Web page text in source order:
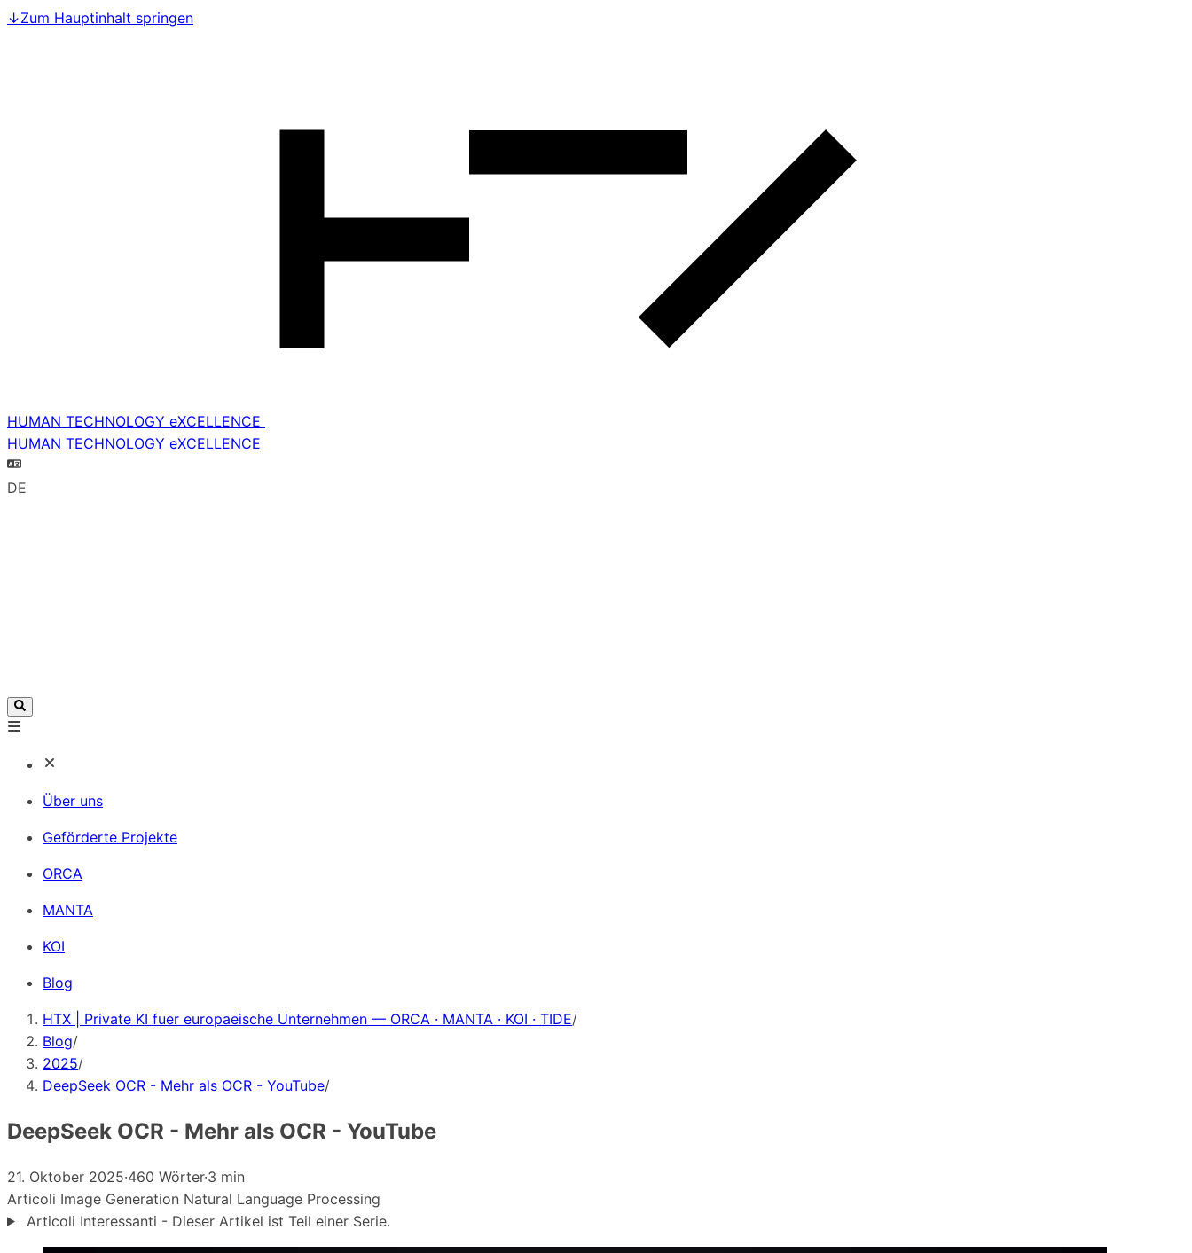
↓Zum Hauptinhalt springen
HUMAN TECHNOLOGY eXCELLENCE
HUMAN TECHNOLOGY eXCELLENCE
DE
Über uns
Geförderte Projekte
ORCA
MANTA
KOI
Blog
HTX | Private KI fuer europaeische Unternehmen — ORCA · MANTA · KOI · TIDE/
Blog/
2025/
DeepSeek OCR - Mehr als OCR - YouTube/
DeepSeek OCR - Mehr als OCR - YouTube
21. Oktober 2025·460 Wörter·3 min
Articoli Image Generation Natural Language Processing
Articoli Interessanti - Dieser Artikel ist Teil einer Serie.